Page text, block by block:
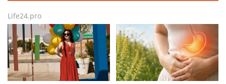
Life24.pro